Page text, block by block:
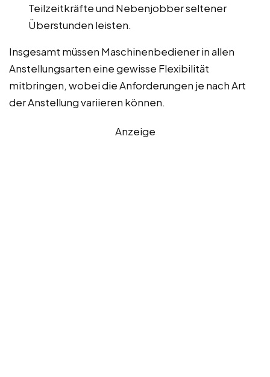
Teilzeitkräfte und Nebenjobber seltener
Überstunden leisten.
Insgesamt müssen Maschinenbediener in allen
Anstellungsarten eine gewisse Flexibilität
mitbringen, wobei die Anforderungen je nach Art
der Anstellung variieren können.
Anzeige